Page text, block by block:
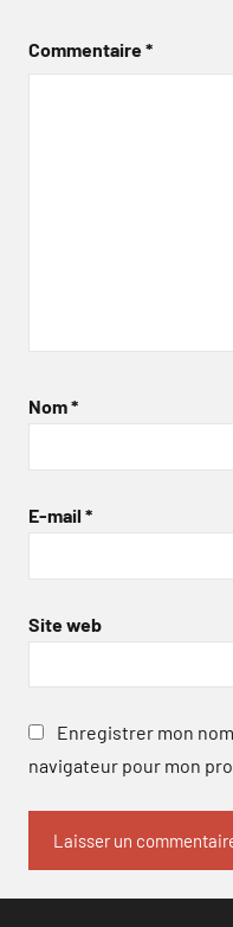
Commentaire*
Nom*
E-mail *
Site web
Enregistrer mon
navigateur pour mon